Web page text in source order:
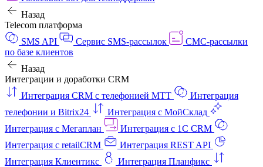
Назад
Telecom платформа
SMS API
Сервис SMS-рассылок
СМС-рассылки
по базе клиентов
Назад
Интеграции и доработки CRM
Интеграция CRM с телефонией МТТ
Интеграция
телефонии и Bitrix24
Интеграция с МойСклад
Интеграция с Мегаплан
Интеграция с 1C CRM
Интеграция с retailCRM
Интеграция REST API
Интеграция Клиентикс
Интеграция Планфикс